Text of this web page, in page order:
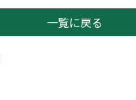
一覧に戻る